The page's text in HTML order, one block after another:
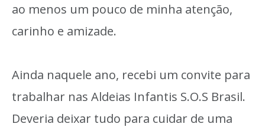
ao menos um pouco de minha atenção,
carinho e amizade.
Ainda naquele ano, recebi um convite para
trabalhar nas Aldeias Infantis S.O.S Brasil.
Deveria deixar tudo para cuidar de uma